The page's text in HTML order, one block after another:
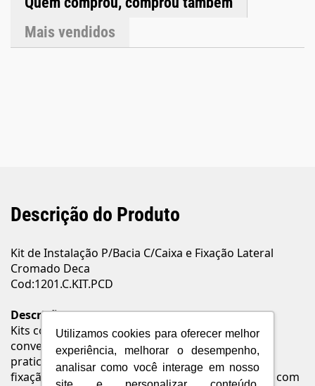
Utilizamos cookies para oferecer melhor
experiência, melhorar o desempenho,
analisar como você interage em nosso
0,545kgGarantia: 12 meses
Mais vendidos
Descrição do Produto
Kit de Instalação P/Bacia C/Caixa e Fixação Lateral
Cromado Deca
Cod:1201.C.KIT.PCD
Descrição
Kits completos para a instalação de bacias
convencionais e com caixa acoplada. Garante
praticidade, segurança, qualidade e confiança na
fixação de bacias sanitárias Deca convencionais e com